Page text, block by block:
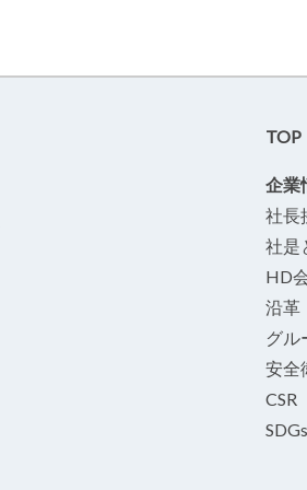
TOP
企業
社長
社是
HD
沿革
グル
安全
CSR